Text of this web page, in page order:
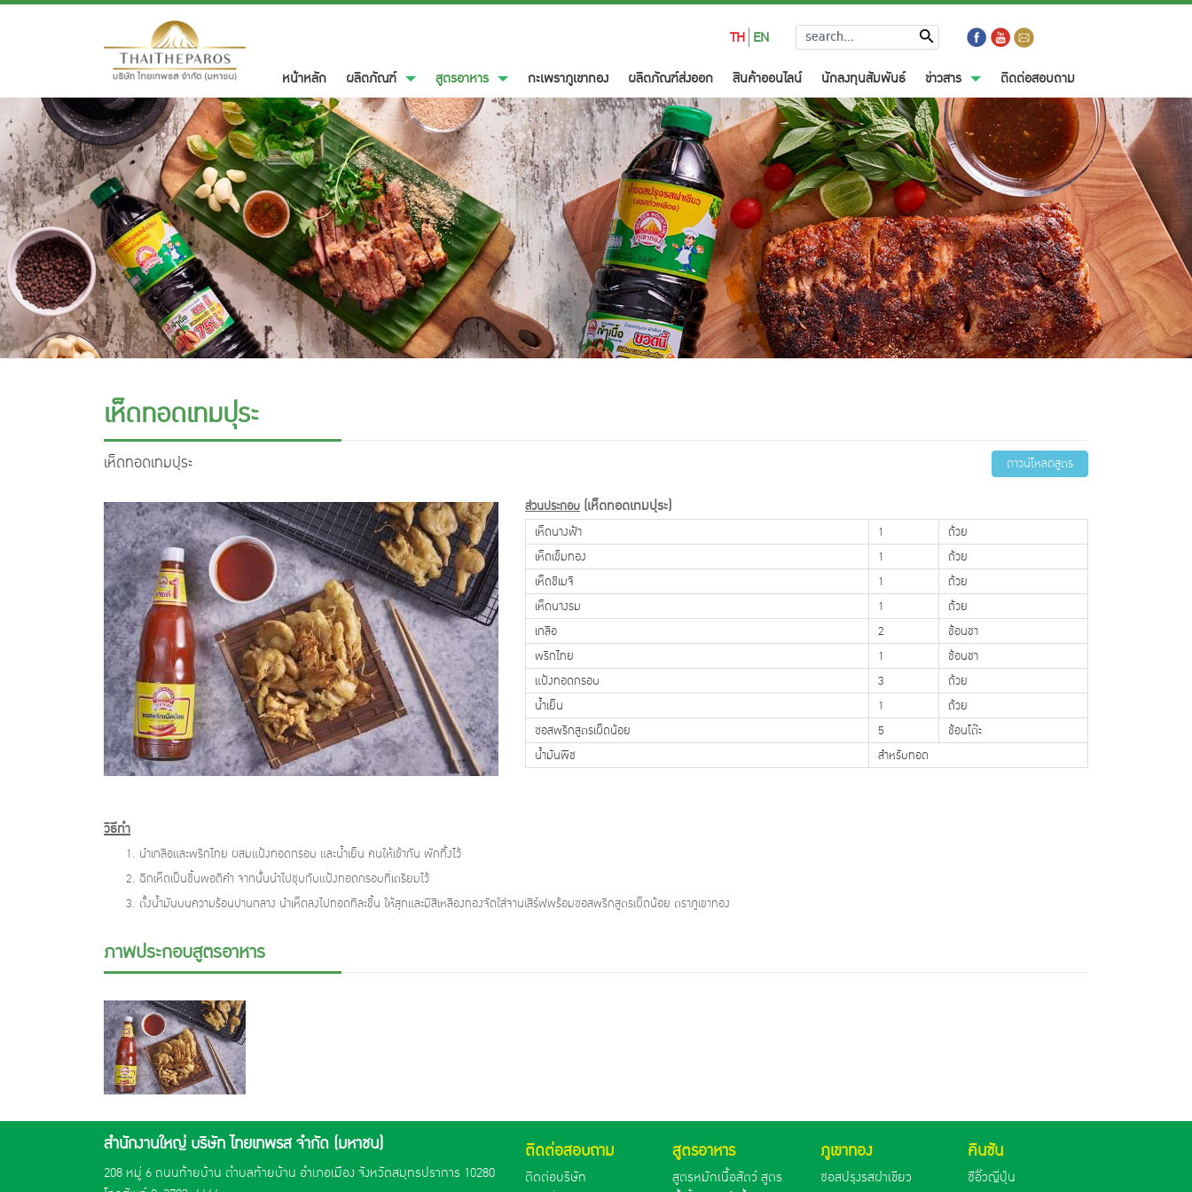
TH EN
หน้าหลัก(current)
ผลิตภัณฑ์ สูตรอาหาร กะเพราภูเขาทอง ผลิตภัณฑ์ส่งออก สินค้าออนไลน์ นักลงทุนสัมพันธ์ ข่าวสาร ติดต่อสอบถาม
เห็ดทอดเทมปุระ
เห็ดทอดเทมปุระ ดาวน์โหลดสูตร
ส่วนประกอบ (เห็ดทอดเทมปุระ)
เห็ดนางฟ้า 1
ถ้วย
เห็ดเข็มทอง
1
ถ้วย
เห็ดชิเมจิ
1
ถ้วย
เห็ดนางรม
1
ถ้วย
เกลือ
2
ช้อนชา
พริกไทย
1
ช้อนชา
แป้งทอดกรอบ
3
ถ้วย
น้ำเย็น
1
ถ้วย
ซอสพริกสูตรเผ็ดน้อย
5
ช้อนโต๊ะ
น้ำมันพืช
สำหรับทอด
วิธีทำ
นำเกลือและพริกไทย ผสมแป้งทอดกรอบ และน้ำเย็น คนให้เข้ากัน พักทิ้งไว้
ฉีกเห็ดเป็นชิ้นพอดีคำ จากนั้นนำไปชุบกับแป้งทอดกรอบที่เตรียมไว้
ตั้งน้ำมันบนความร้อนปานกลาง นำเห็ดลงไปทอดทีละชิ้น ให้สุกและมีสีเหลืองทองจัดใส่จานเสิร์ฟพร้อมซอสพริกสูตรเผ็ดน้อย ตราภูเขาทอง
ภาพประกอบสูตรอาหาร
สำนักงานใหญ่ บริษัท ไทยเทพรส จำกัด (มหาชน)
208 หมู่ 6 ถนนท้ายบ้าน ตำบลท้ายบ้าน อำเภอเมือง จังหวัดสมุทรปราการ 10280
ติดต่อสอบถาม
ติดต่อบริษัท
สูตรอาหาร
สูตรหมักเนื้อสัตว์ สูตร
ภูเขาทอง
ซอสปรุงรสฝาเขียว
คินซัน
ซีอิ๊วญี่ปุ่น